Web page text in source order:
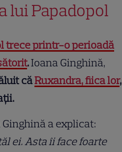
lui Papadopol
trece printr-o perioadă
.Ioana Ginghină,
căRuxandra, fiica lor,
a explicat:
ei. Asta îi face foarte